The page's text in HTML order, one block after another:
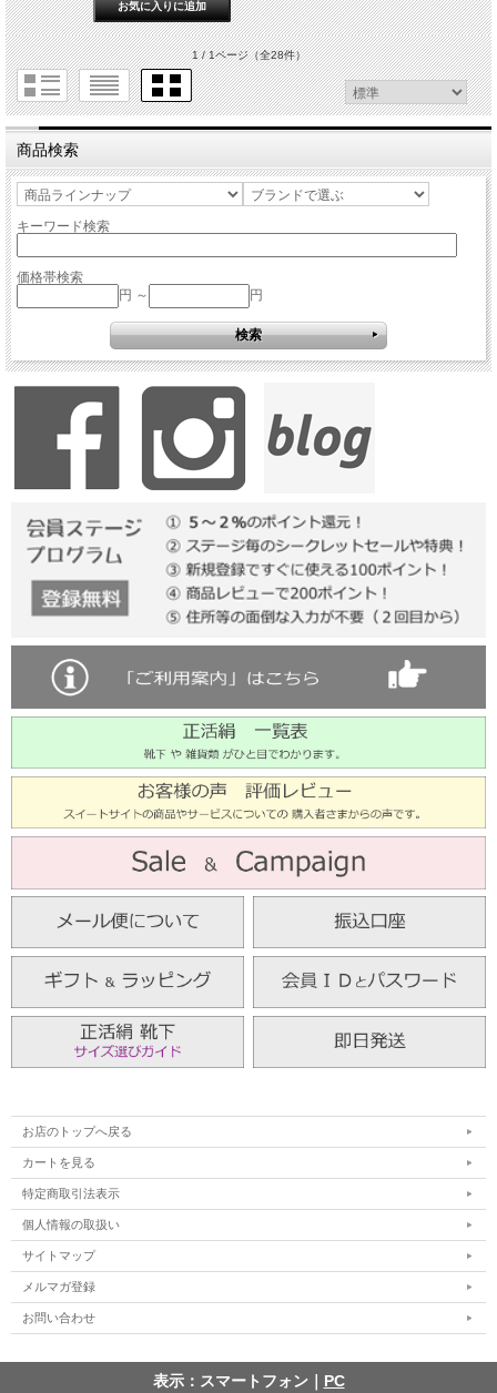
1 / 1ページ（全28件）
商品検索
キーワード検索
価格帯検索
円 ～
円
お店のトップへ戻る
カートを見る
特定商取引法表示
個人情報の取扱い
サイトマップ
メルマガ登録
お問い合わせ
表示：スマートフォン｜ PC